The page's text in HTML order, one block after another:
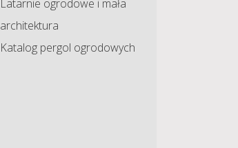
Latarnie ogrodowe i mała
architektura
Katalog pergol ogrodowych